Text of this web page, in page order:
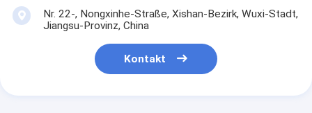
Nr. 22-, Nongxinhe-Straße, Xishan-Bezirk, Wuxi-Stadt,
Jiangsu-Provinz, China
Kontakt